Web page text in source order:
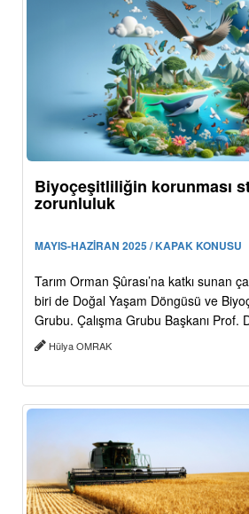
Biyoçeşitliliğin korunması
zorunluluk
MAYIS-HAZİRAN 2025 / KAPAK KONUSU
Tarım Orman Şûrası’na katkı sunan
biri de Doğal Yaşam Döngüsü ve
Grubu. Çalışma Grubu Başkanı Prof.
Hülya OMRAK